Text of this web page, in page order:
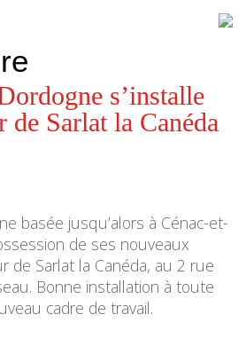
s’installe
Sarlat la Canéda
basée jusqu’alors à Cénac-et-
de ses nouveaux
de Sarlat la Canéda, au 2 rue
Bonne installation à toute
cadre de travail.